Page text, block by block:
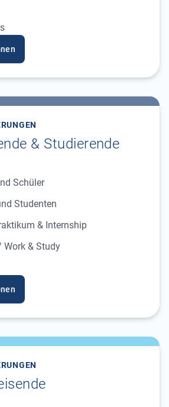
& Studierende
Schüler
Studenten
& Internship
Work & Study